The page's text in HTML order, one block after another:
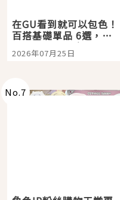
在GU看到就可以包色！
百搭基礎單品 6選，閉
眼全收也不心疼
2026年07月25日
No.7